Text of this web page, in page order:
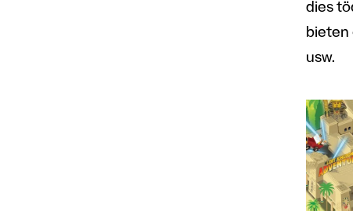
dies
bieten
usw.